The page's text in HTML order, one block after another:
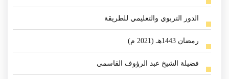
الدور التربوي والتعليمي للطريقة
رمضان 1443هـ (2021 م)
فضيلة الشيخ عبد الرؤوف القاسمي